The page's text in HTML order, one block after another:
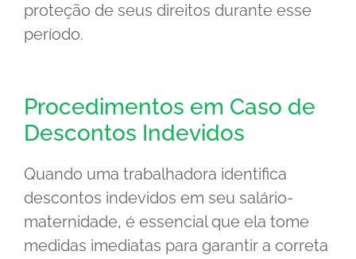
proteção de seus direitos durante esse
período.
Procedimentos em Caso de
Descontos Indevidos
Quando uma trabalhadora identifica
descontos indevidos em seu salário-
maternidade, é essencial que ela tome
medidas imediatas para garantir a correta